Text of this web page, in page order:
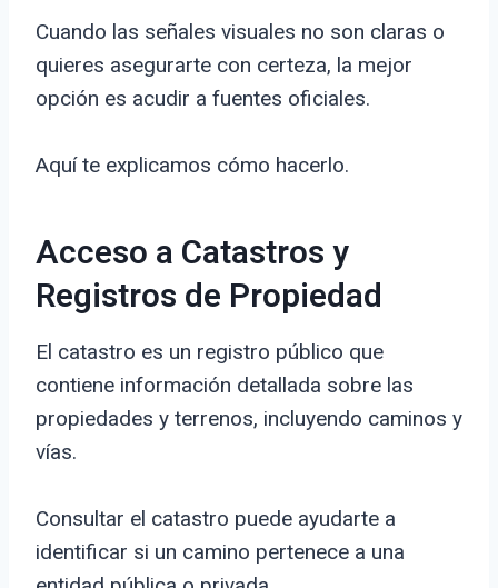
Cuando las señales visuales no son claras o
quieres asegurarte con certeza, la mejor
opción es acudir a fuentes oficiales.
Aquí te explicamos cómo hacerlo.
Acceso a Catastros y
Registros de Propiedad
El catastro es un registro público que
contiene información detallada sobre las
propiedades y terrenos, incluyendo caminos y
vías.
Consultar el catastro puede ayudarte a
identificar si un camino pertenece a una